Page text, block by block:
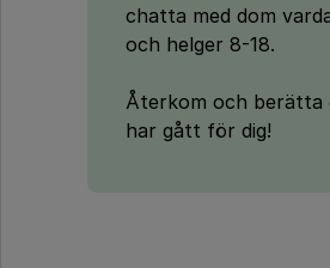
chatta med dom
och helger 8-18.
Återkom och berätta
har gått för dig!